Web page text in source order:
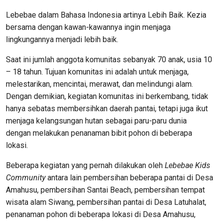
Lebebae dalam Bahasa Indonesia artinya Lebih Baik. Kezia
bersama dengan kawan-kawannya ingin menjaga
lingkungannya menjadi lebih baik.
Saat ini jumlah anggota komunitas sebanyak 70 anak, usia 10
– 18 tahun. Tujuan komunitas ini adalah untuk menjaga,
melestarikan, mencintai, merawat, dan melindungi alam.
Dengan demikian, kegiatan komunitas ini berkembang, tidak
hanya sebatas membersihkan daerah pantai, tetapi juga ikut
menjaga kelangsungan hutan sebagai paru-paru dunia
dengan melakukan penanaman bibit pohon di beberapa
lokasi.
Beberapa kegiatan yang pernah dilakukan oleh Lebebae Kids
Communityantara lain pembersihan beberapa pantai di Desa
Amahusu, pembersihan Santai Beach, pembersihan tempat
wisata alam Siwang, pembersihan pantai di Desa Latuhalat,
penanaman pohon di beberapa lokasi di Desa Amahusu,